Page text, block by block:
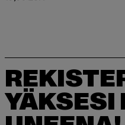
YÄKSESI